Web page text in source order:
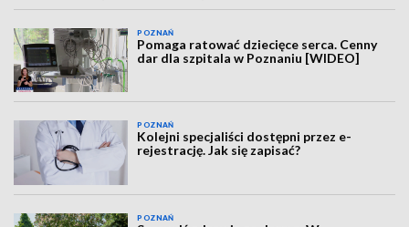
POZNAŃ
Pomaga ratować dziecięce serca. Cenny
dar dla szpitala w Poznaniu [WIDEO]
POZNAŃ
Kolejni specjaliści dostępni przez e-
rejestrację. Jak się zapisać?
POZNAŃ